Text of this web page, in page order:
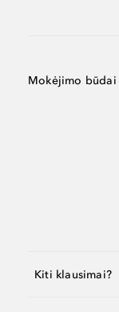
Mokėjimo būdai
Kiti klausimai?